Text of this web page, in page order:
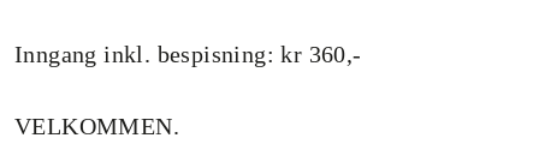
Inngang inkl. bespisning: kr 360,-
VELKOMMEN.